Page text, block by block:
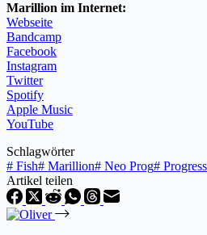
Marillion im Internet:
Webseite
Bandcamp
Facebook
Instagram
Twitter
Spotify
Apple Music
YouTube
Schlagwörter
# Fish# Marillion# Neo Prog#
Artikel teilen